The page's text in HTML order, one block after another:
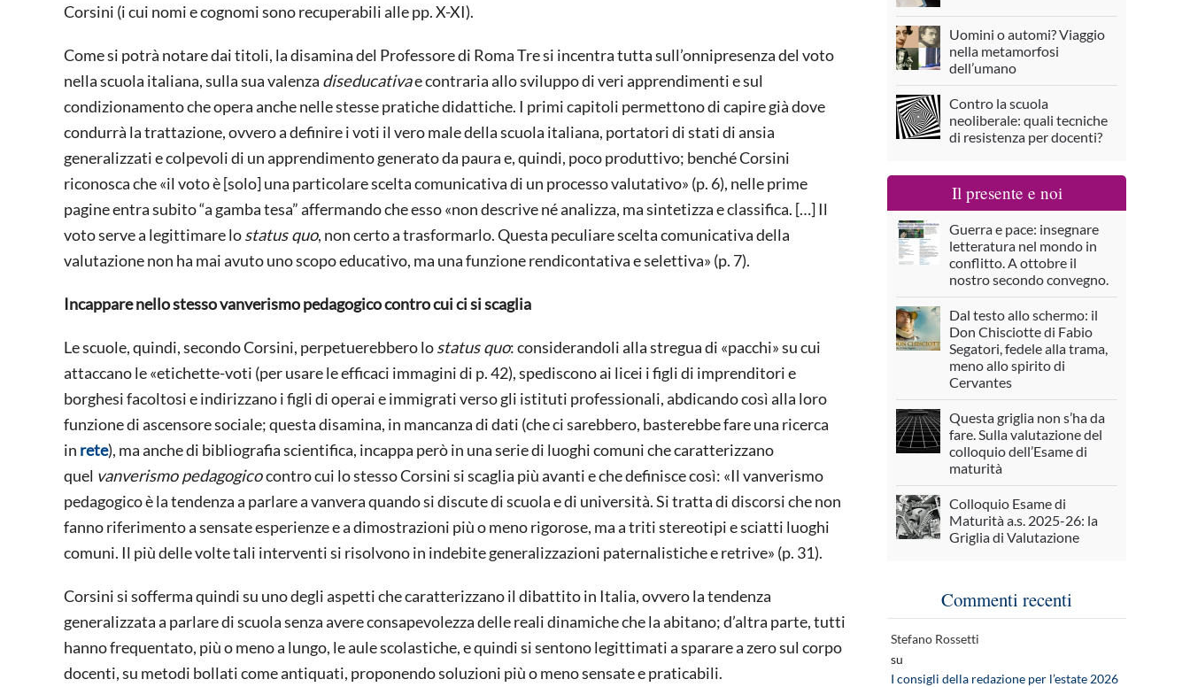
Corsini (i cui nomi e cognomi sono recuperabili alle pp. X-XI).
Come si potrà notare dai titoli, la disamina del Professore di Roma Tre si incentra tutta sull’onnipresenza del voto
nella scuola italiana, sulla sua valenza diseducativae contraria allo sviluppo di veri apprendimenti e sul
condizionamento che opera anche nelle stesse pratiche didattiche. I primi capitoli permettono di capire già dove
condurrà la trattazione, ovvero a definire i voti il vero male della scuola italiana, portatori di stati di ansia
generalizzati e colpevoli di un apprendimento generato da paura e, quindi, poco produttivo; benché Corsini
riconosca che «il voto è [solo] una particolare scelta comunicativa di un processo valutativo» (p. 6), nelle prime
pagine entra subito “a gamba tesa” affermando che esso «non descrive né analizza, ma sintetizza e classifica. […] Il
voto serve a legittimare lostatus quo, non certo a trasformarlo. Questa peculiare scelta comunicativa della
valutazione non ha mai avuto uno scopo educativo, ma una funzione rendicontativa e selettiva» (p. 7).
Incappare nello stesso vanverismo pedagogico contro cui ci si scaglia
Le scuole, quindi, secondo Corsini, perpetuerebbero lostatus quo: considerandoli alla stregua di «pacchi» su cui
attaccano le «etichette-voti (per usare le efficaci immagini di p. 42), spediscono ai licei i figli di imprenditori e
borghesi facoltosi e indirizzano i figli di operai e immigrati verso gli istituti professionali, abdicando così alla loro
funzione di ascensore sociale; questa disamina, in mancanza di dati (che ci sarebbero, basterebbe fare una ricerca
in rete), ma anche di bibliografia scientifica, incappa però in una serie di luoghi comuni che caratterizzano
quel vanverismo pedagogicocontro cui lo stesso Corsini si scaglia più avanti e che definisce così: «Il vanverismo
pedagogico è la tendenza a parlare a vanvera quando si discute di scuola e di università. Si tratta di discorsi che non
fanno riferimento a sensate esperienze e a dimostrazioni più o meno rigorose, ma a triti stereotipi e sciatti luoghi
comuni. Il più delle volte tali interventi si risolvono in indebite generalizzazioni paternalistiche e retrive» (p. 31).
Corsini si sofferma quindi su uno degli aspetti che caratterizzano il dibattito in Italia, ovvero la tendenza
generalizzata a parlare di scuola senza avere consapevolezza delle reali dinamiche che la abitano; d’altra parte, tutti
hanno frequentato, più o meno a lungo, le aule scolastiche, e quindi si sentono legittimati a sparare a zero sul corpo
docenti, su metodi bollati come antiquati, proponendo soluzioni più o meno sensate e praticabili.
Uomini o automi? Viaggio
nella metamorfosi
dell’umano
Contro la scuola
neoliberale: quali tecniche
di resistenza per docenti?
Il presente e noi
Guerra e pace: insegnare
letteratura nel mondo in
conflitto. A ottobre il
nostro secondo convegno.
Dal testo allo schermo: il
Don Chisciotte di Fabio
Segatori, fedele alla trama,
meno allo spirito di
Cervantes
Questa griglia non s’ha da
fare. Sulla valutazione del
colloquio dell’Esame di
maturità
Colloquio Esame di
Maturità a.s. 2025-26: la
Griglia di Valutazione
Commenti recenti
Stefano Rossetti
su
I consigli della redazione per l’estate 2026